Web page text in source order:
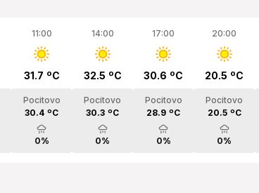
11:00
31.7 ºC
Pocitovo
30.4 ºC
0%
14:00
32.5 ºC
Pocitovo
30.3 ºC
0%
17:00
30.6 ºC
Pocitovo
28.9 ºC
0%
20:00
20.5 ºC
Pocitovo
20.5 ºC
0%